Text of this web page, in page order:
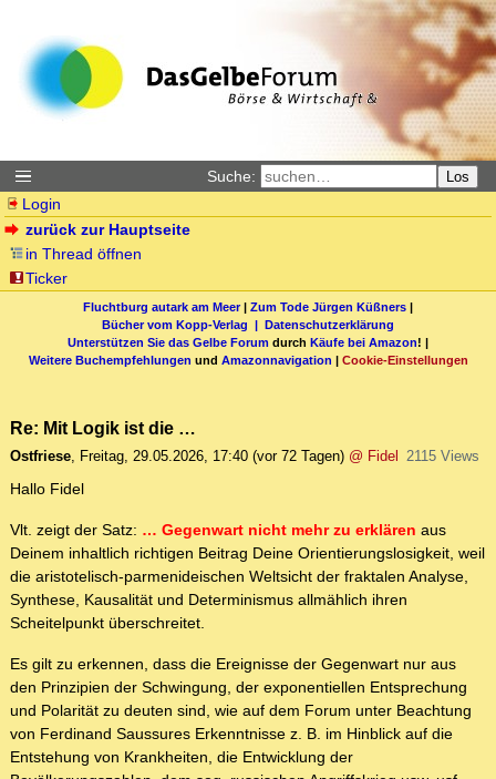
Suche: Los
Login
zurück zur Hauptseite
in Thread öffnen
Ticker
Fluchtburg autark am Meer| Zum Tode Jürgen Küßners |
Bücher vom Kopp-Verlag | Datenschutzerklärung
Unterstützen Sie das Gelbe Forum durch Käufe bei Amazon! |
Weitere Buchempfehlungen und Amazonnavigation | Cookie-Einstellungen
Re: Mit Logik ist die …
Ostfriese, Freitag, 29.05.2026, 17:40 (vor 72 Tagen) @ Fidel 2115 Views
Hallo Fidel
Vlt. zeigt der Satz: … Gegenwart nicht mehr zu erklären aus
Deinem inhaltlich richtigen Beitrag Deine Orientierungslosigkeit, weil
die aristotelisch-parmenideischen Weltsicht der fraktalen Analyse,
Synthese, Kausalität und Determinismus allmählich ihren
Scheitelpunkt überschreitet.
Es gilt zu erkennen, dass die Ereignisse der Gegenwart nur aus
den Prinzipien der Schwingung, der exponentiellen Entsprechung
und Polarität zu deuten sind, wie auf dem Forum unter Beachtung
von Ferdinand Saussures Erkenntnisse z. B. im Hinblick auf die
Entstehung von Krankheiten, die Entwicklung der